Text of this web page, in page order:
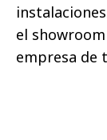
el
empresa de